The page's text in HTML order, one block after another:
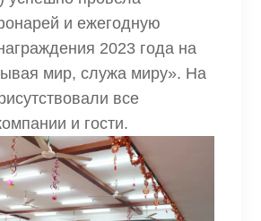
и ежегодную
2023 года на
мир, служа миру». На
все
и гости.